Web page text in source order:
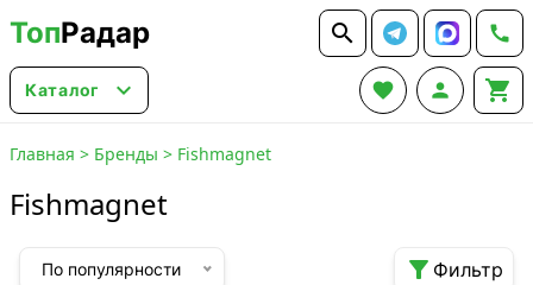
ТопРадар  
Каталог    
Главная > Бренды > Fishmagnet
Fishmagnet
По популярности  Фильтр